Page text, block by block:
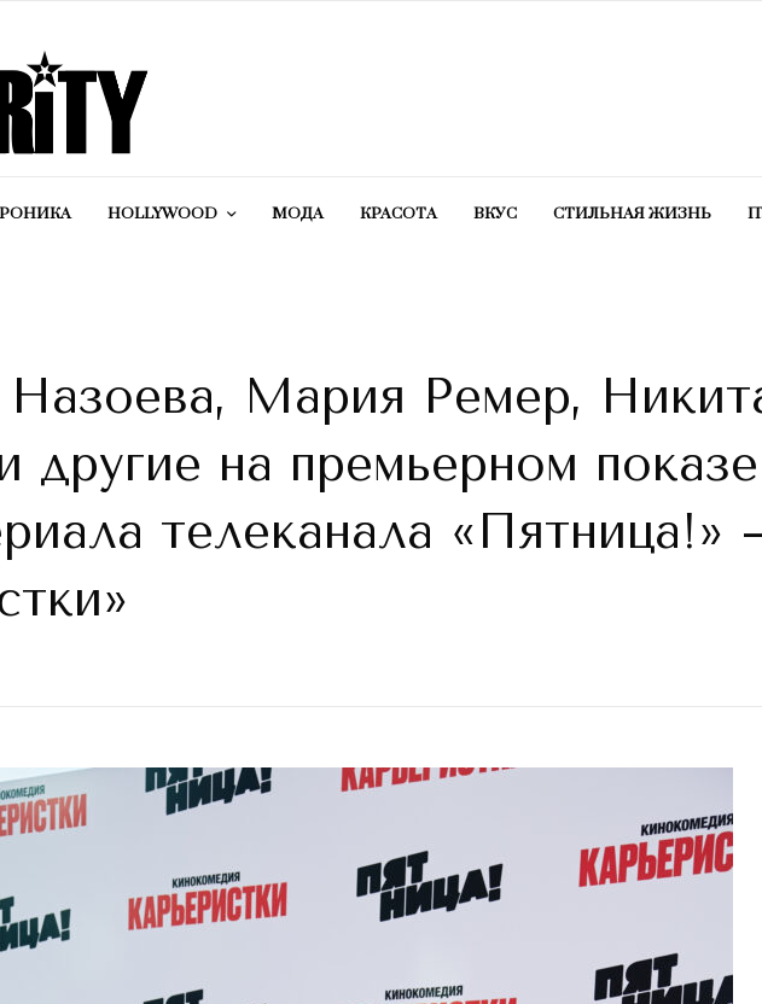
HOLLYWOOD МОДА КРАСОТA ВКУС СТИЛЬНАЯ ЖИЗНЬ
Назоева, Мария Ремер,
другие на премьерном показе
телеканала «Пятница!»